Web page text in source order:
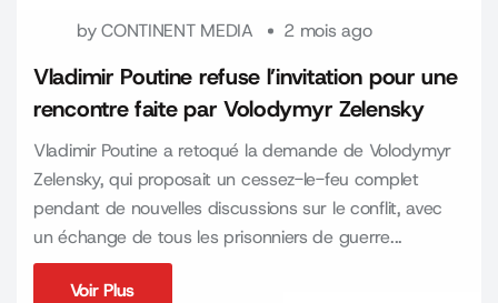
byCONTINENT MEDIA 2 mois ago
Vladimir Poutine refuse l’invitation pour une
rencontre faite par Volodymyr Zelensky
Vladimir Poutine a retoqué la demande de Volodymyr
Zelensky, qui proposait un cessez-le-feu complet
pendant de nouvelles discussions sur le conflit, avec
un échange de tous les prisonniers de guerre...
Voir Plus